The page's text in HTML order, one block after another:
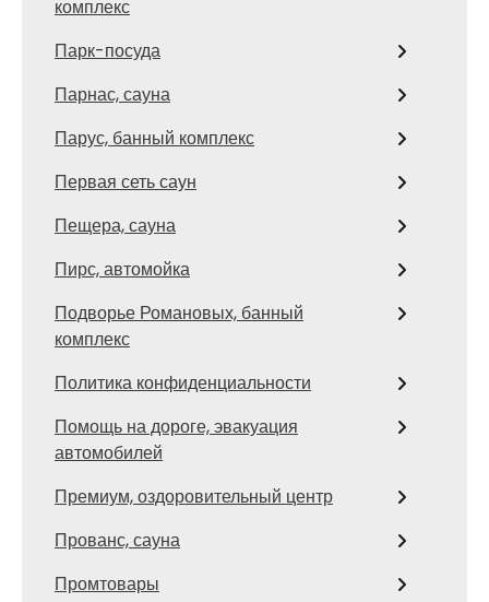
комплекс
Парк-посуда
Парнас, сауна
Парус, банный комплекс
Первая сеть саун
Пещера, сауна
Пирс, автомойка
Подворье Романовых, банный
комплекс
Политика конфиденциальности
Помощь на дороге, эвакуация
автомобилей
Премиум, оздоровительный центр
Прованс, сауна
Промтовары